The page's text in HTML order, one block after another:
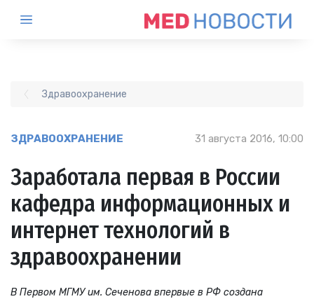
Здравоохранение
ЗДРАВООХРАНЕНИЕ 31 августа 2016, 10:00
Заработала первая в России
кафедра информационных и
интернет технологий в
здравоохранении
В Первом МГМУ им. Сеченова впервые в РФ создана